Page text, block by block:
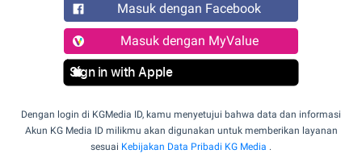
Masuk dengan Facebook
Masuk dengan MyValue
Sign in with Apple
Dengan login di KGMedia ID, kamu menyetujui bahwa data dan informasi
Akun KG Media ID milikmu akan digunakan untuk memberikan layanan
sesuai Kebijakan Data Pribadi KG Media .